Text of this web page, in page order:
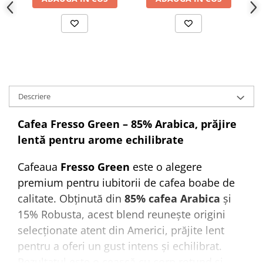
Descriere
Cafea Fresso Green – 85% Arabica, prăjire
lentă pentru arome echilibrate
Cafeaua Fresso Green este o alegere
premium pentru iubitorii de cafea boabe de
calitate. Obținută din 85% cafea Arabica și
15% Robusta, acest blend reunește origini
selecționate atent din Americi, prăjite lent
pentru a oferi un gust intens și echilibrat.